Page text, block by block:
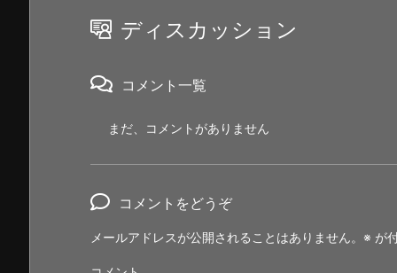
ディスカッション
コメント一覧
まだ、コメントがありません
コメントをどうぞ
メールアドレスが公開されることはありません。 ※ が